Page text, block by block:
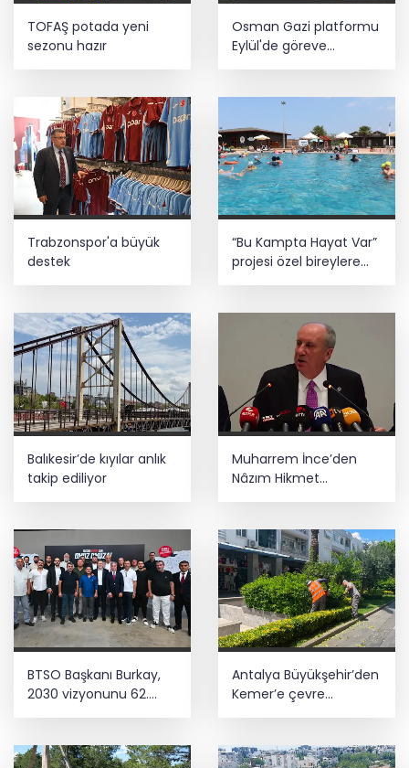
TOFAŞ potada yeni
sezonu hazır
Osman Gazi platformu
Eylül'de göreve
83 bin 200 varile ulaştı
Trabzonspor'a büyük
destek
“Bu Kampta Hayat Var”
projesi özel bireylere
yaz tatili sunuyor
Balıkesir’de kıyılar anlık
takip ediliyor
Muharrem İnce’den
Nâzım Hikmet
devam ediyor hâlâ
BTSO Başkanı Burkay,
2030 vizyonunu 62.
Antalya Büyükşehir’den
Kemer’e çevre